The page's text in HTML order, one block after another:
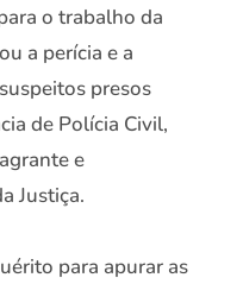
o trabalho da
a perícia e a
presos
de Polícia Civil,
e
Justiça.
para apurar as